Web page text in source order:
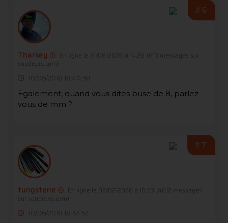
#6
Tharkey En ligne le 21/06/2026 à 14:26
(613 messages sur
soudeurs.com)
10/06/2018 18:40:58
Egalement, quand vous dites buse de 8, parlez
vous de mm ?
#7
tungstene En ligne le 02/02/2026 à 10:53
(4612 messages
sur soudeurs.com)
10/06/2018 18:53:52